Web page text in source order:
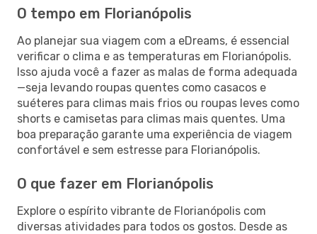
O tempo em Florianópolis
Ao planejar sua viagem com a eDreams, é essencial
verificar o clima e as temperaturas em Florianópolis.
Isso ajuda você a fazer as malas de forma adequada
—seja levando roupas quentes como casacos e
suéteres para climas mais frios ou roupas leves como
shorts e camisetas para climas mais quentes. Uma
boa preparação garante uma experiência de viagem
confortável e sem estresse para Florianópolis.
O que fazer em Florianópolis
Explore o espírito vibrante de Florianópolis com
diversas atividades para todos os gostos. Desde as